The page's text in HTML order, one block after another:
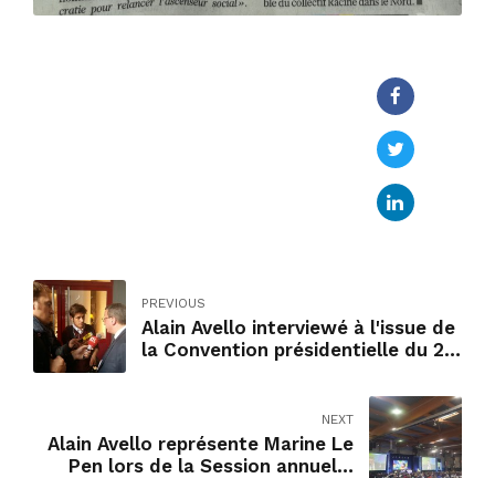
PREVIOUS
Alain Avello interviewé à l'issue de
la Convention présidentielle du 22
NEXT
Alain Avello représente Marine Le
Pen lors de la Session annuelle